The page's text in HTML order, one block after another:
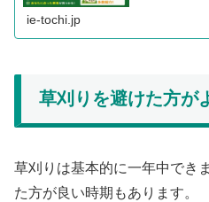
ie-tochi.jp
草刈りを避けた方が
草刈りは基本的に一年中でき
た方が良い時期もあります。